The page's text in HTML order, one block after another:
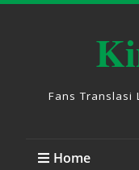
Fans Translasi
Home